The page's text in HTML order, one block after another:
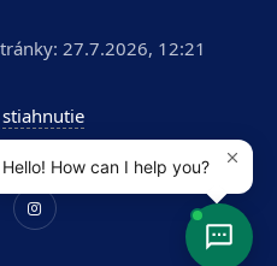
27.7.2026, 12:21
- Kúpele Dudince a.s.